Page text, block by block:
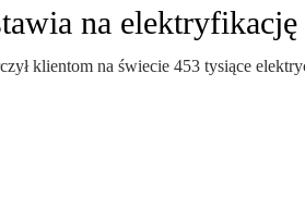
na elektryfikację
klientom na świecie 453 tysiące